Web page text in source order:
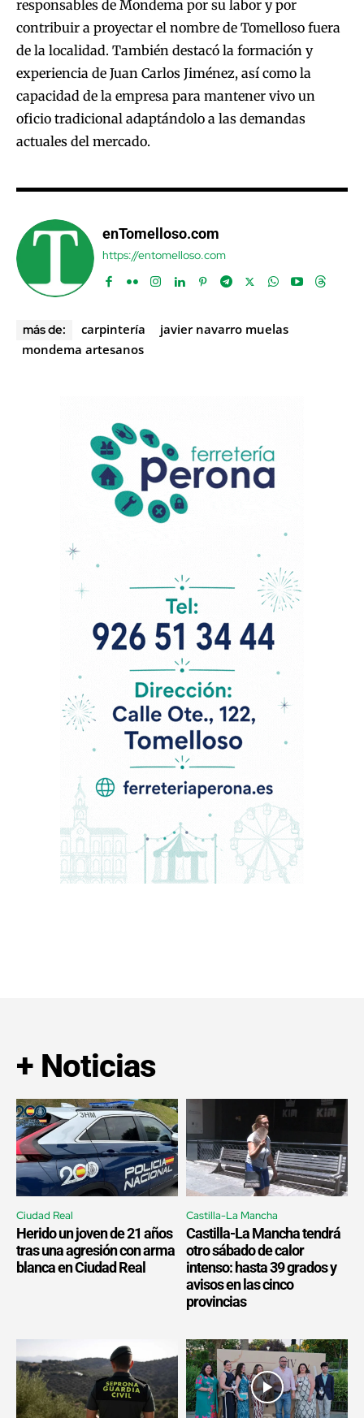
responsables de Mondema por su labor y por
contribuir a proyectar el nombre de Tomelloso fuera
de la localidad. También destacó la formación y
experiencia de Juan Carlos Jiménez, así como la
capacidad de la empresa para mantener vivo un
oficio tradicional adaptándolo a las demandas
actuales del mercado.
enTomelloso.com
https://entomelloso.com
más de: carpintería
javier navarro muelas
mondema artesanos
+ Noticias
Ciudad Real
Herido un joven de 21 años
tras una agresión con arma
blanca en Ciudad Real
Castilla-La Mancha
Castilla-La Mancha tendrá
otro sábado de calor
intenso: hasta 39 grados y
avisos en las cinco
provincias